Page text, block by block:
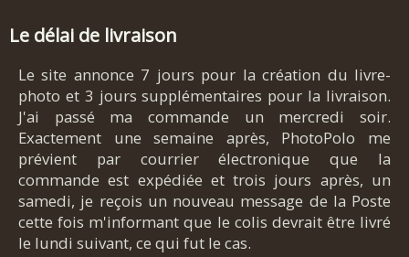
Le délai de livraison
Le site annonce 7 jours pour la création du livre-
photo et 3 jours supplémentaires pour la livraison.
J'ai passé ma commande un mercredi soir.
Exactement une semaine après, PhotoPolo me
prévient par courrier électronique que la
commande est expédiée et trois jours après, un
samedi, je reçois un nouveau message de la Poste
cette fois m'informant que le colis devrait être livré
le lundi suivant, ce qui fut le cas.